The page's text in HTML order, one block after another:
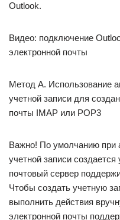
Outlook.
Видео: подключение
электронной почты
Метод A. Использование
учетной записи для
почты IMAP или POP3
Важно! По умолчанию при
учетной записи
почтовый сервер
Чтобы создать учетную
выполнить действия
электронной почты